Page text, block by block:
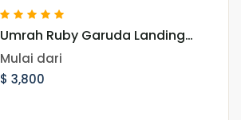
Umrah Ruby Garuda Landing
Jeddah 28 Desember 2026
Mulai dari
$ 3,800